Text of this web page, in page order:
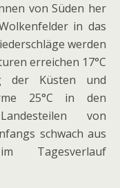
von Süden her
in das
werden
erreichen 17°C
der Küsten und
25°C in den
von
schwach aus
Tagesverlauf